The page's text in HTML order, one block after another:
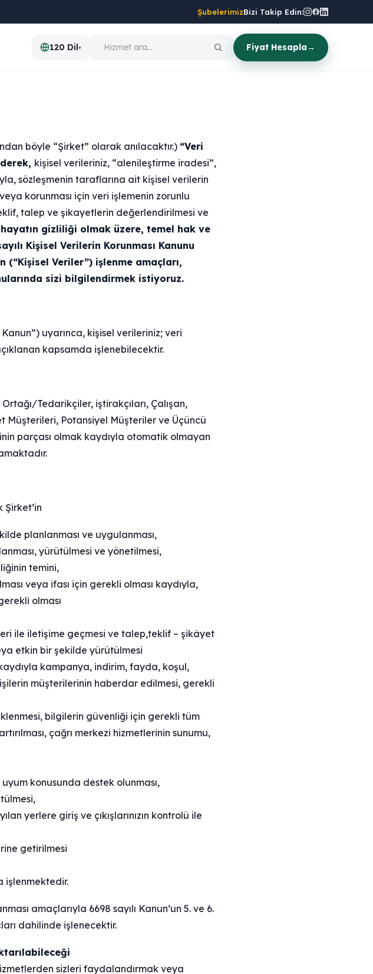
ŞubelerimizBizi Takip Edin:
120 Dil▾ Fiyat Hesapla→
böyle “Şirket” olarak anılacaktır.) “Veri
kişisel verileriniz, “alenileştirme iradesi”,
sözleşmenin taraflarına ait kişisel verilerin
korunması için veri işlemenin zorunlu
talep ve şikayetlerin değerlendirilmesi ve
gizliliği olmak üzere, temel hak ve
Kişisel Verilerin Korunması Kanunu
(“Kişisel Veriler”) işlenme amaçları,
sizi bilgilendirmek istiyoruz.
Kanun”) uyarınca, kişisel verileriniz; veri
kapsamda işlenebilecektir.
Tedarikçiler, iştirakçıları, Çalışan,
Müşterileri, Potansiyel Müşteriler ve Üçüncü
parçası olmak kaydıyla otomatik olmayan
planlanması ve uygulanması,
yürütülmesi ve yönetilmesi,
temini,
veya ifası için gerekli olması kaydıyla,
olması
ile iletişime geçmesi ve talep,teklif – şikâyet
etkin bir şekilde yürütülmesi
kampanya, indirim, fayda, koşul,
müşterilerinin haberdar edilmesi, gerekli
bilgilerin güvenliği için gerekli tüm
çağrı merkezi hizmetlerinin sunumu,
konusunda destek olunması,
yerlere giriş ve çıkışlarınızın kontrolü ile
getirilmesi
işlenmektedir.
amaçlarıyla 6698 sayılı Kanun’un 5. ve 6.
dahilinde işlenecektir.
sizleri faydalandırmak veya